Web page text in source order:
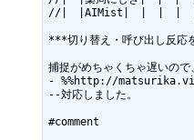
//|　|AIMist|　|　|　|　
***切り替え・呼び出し反応
捕捉がめちゃくちゃ遅いの
- %%http://
--対応しました。
#comment